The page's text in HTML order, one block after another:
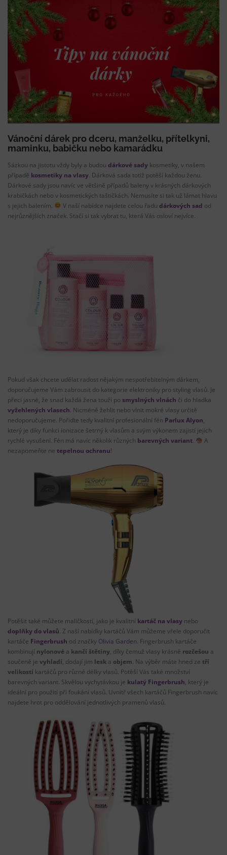
Vánoční dárek pro dceru, manželku, přítelkyni,
maminku, babičku nebo kamarádku
Sázkou na jistotu vždy byly a budou dárkové sady kosmetiky, v našem
případě kosmetiky na vlasy. Dárková sada totiž potěší každou ženu.
Dárkové sady jsou navíc ve většině případů baleny v krásných dárkových
krabičkách nebo v kosmetických taštičkách. Nemusíte si tak už lámat hlavu
s jejich balením.
V naší nabídce najdete celou řadu dárkových sad od
nejrůznějších značek. Stačí si tak vybrat tu, která Vás osloví nejvíce.
Pokud však chcete udělat radost nějakým nespotřebitelným dárkem,
doporučujeme Vám zabrousit do kategorie elektroniky pro styling vlasů. Je
přeci jasné, že snad každá žena touží po smyslných vlnách či do hladka
vyžehlených vlasech. Nicméně žehlit nebo vlnit mokré vlasy určitě
nedoporučujeme. Pořiďte tedy kvalitní profesionální fén Parlux Alyon,
který je díky funkci ionizace šetrný k vlasům a svým výkonem zajistí jejich
rychlé vysušení. Fén má navíc několik různých barevných variant.
A
nezapomeňte ne tepelnou ochranu!
Potěšit také můžete maličkostí, jako je kvalitní kartáč na vlasy nebo
doplňky do vlasů. Z naší nabídky kartáčů Vám můžeme vřele doporučit
kartáče Fingerbrush od značky Olivia Garden. Fingerbrush kartáče
kombinují nylonové a kančí štětiny, díky čemuž vlasy krásně rozčešou a
součeně je vyhladí, dodají jim lesk a objem. Na výběr máte hned ze tří
velikostí kartáčů pro různé délky vlasů. Potěší Vás také množství
barevných variant. Skvělou vychytávkou je kulatý Fingerbrush, který je
ideální pro použití při foukání vlasů. Uvnitř všech kartáčů Fingerbrush navíc
najdete hrot pro oddělování jednotlivých pramenů vlasů.